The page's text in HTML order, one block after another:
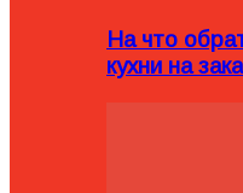
На что
кухни на